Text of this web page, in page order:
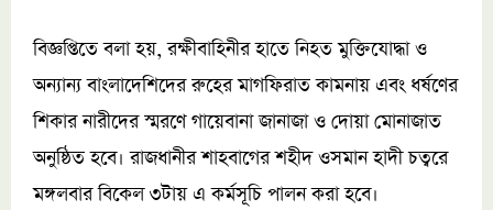
বিজ্ঞপ্তিতে বলা হয়, রক্ষীবাহিনীর হাতে নিহত মুক্তিযোদ্ধা ও
অন্যান্য বাংলাদেশিদের রুহের মাগফিরাত কামনায় এবং ধর্ষণের
শিকার নারীদের স্মরণে গায়েবানা জানাজা ও দোয়া মোনাজাত
অনুষ্ঠিত হবে। রাজধানীর শাহবাগের শহীদ ওসমান হাদী চত্বরে
মঙ্গলবার বিকেল ৩টায় এ কর্মসূচি পালন করা হবে।